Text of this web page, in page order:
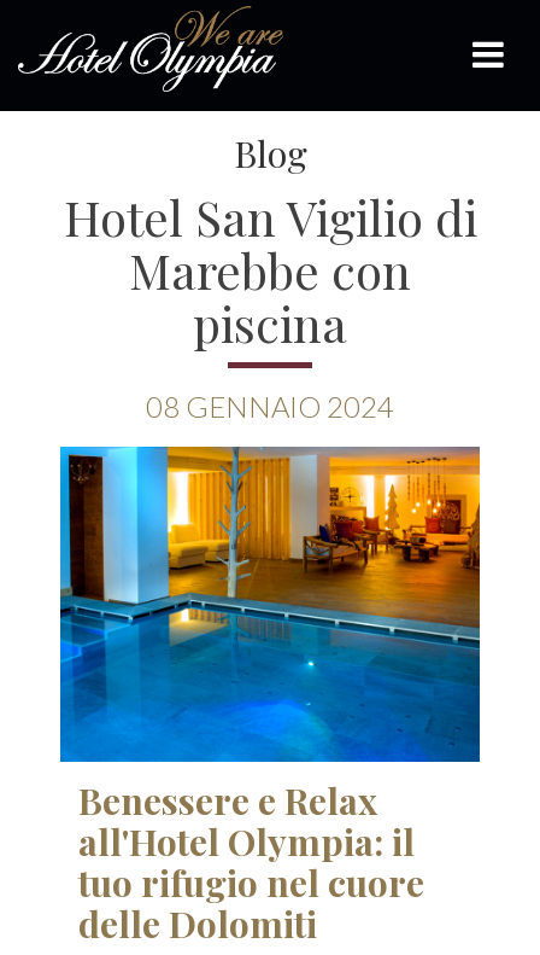
Blog
Hotel San Vigilio di
Marebbe con
piscina
08 GENNAIO 2024
Benessere e Relax
all'Hotel Olympia: il
tuo rifugio nel cuore
delle Dolomiti